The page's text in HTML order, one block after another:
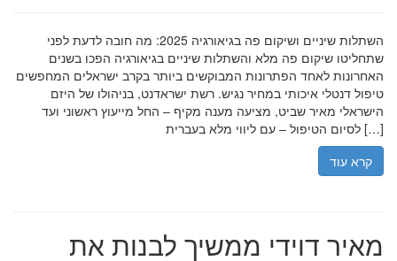
השתלות שיניים ושיקום פה בגיאורגיה 2025: מה חובה לדעת לפני
שתחליטו שיקום פה מלא והשתלות שיניים בגיאורגיה הפכו בשנים
האחרונות לאחד הפתרונות המבוקשים ביותר בקרב ישראלים המחפשים
טיפול דנטלי איכותי במחיר נגיש. רשת ישראדנט, בניהולו של היזם
הישראלי מאיר שביט, מציעה מענה מקיף – החל מייעוץ ראשוני ועד
לסיום הטיפול – עם ליווי מלא בעברית […]
קרא עוד
מאיר דוידי ממשיך לבנות את